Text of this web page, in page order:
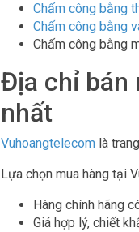
Chấm công bằng
Chấm công bằng
Chấm công bằng
Địa chỉ bán
nhất
Vuhoangtelecom là
Lựa chọn mua hàng tại
Hàng chính hãng
Giá hợp lý, chiết